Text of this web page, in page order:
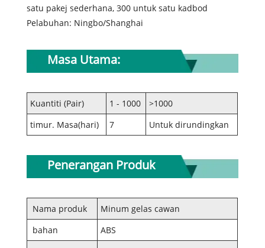
satu pakej sederhana, 300 untuk satu kadbod
Pelabuhan: Ningbo/Shanghai
Masa Utama:
Kuantiti (Pair) 1 - 1000
>1000
timur. Masa(hari)
7 Untuk dirundingkan
Penerangan Produk
Nama produk
Minum gelas cawan
bahan
ABS